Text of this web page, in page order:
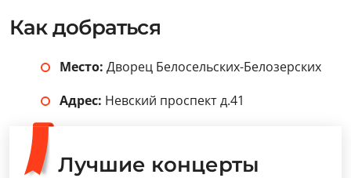
Как добраться
Место: Дворец Белосельских-Белозерских
Адрес: Невский проспект д.41
Лучшие концерты